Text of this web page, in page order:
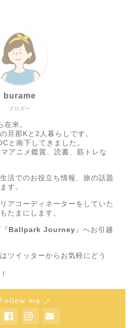
ブロガー
burame
米。
旦那Kと2人暮らしです。
と南下してきました。
アニメ鑑賞、読書、筋トレな
活でのお役立ち情報、旅の話題
す。
アコーディネーターをしていた
たまにします。
Ballpark Journey 』へお引越
ツイッターからお気軽にどう
me ／